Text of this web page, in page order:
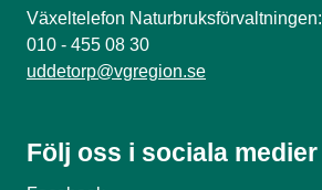
Växeltelefon Naturbruksförvaltningen:
010 - 455 08 30
uddetorp@vgregion.se
Följ oss i sociala medier